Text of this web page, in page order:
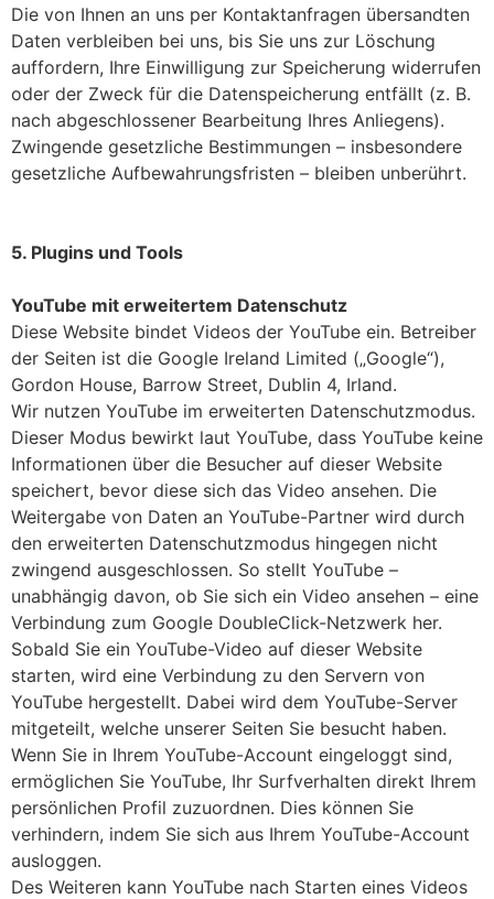
Die von Ihnen an uns per Kontaktanfragen übersandten
Daten verbleiben bei uns, bis Sie uns zur Löschung
auffordern, Ihre Einwilligung zur Speicherung widerrufen
oder der Zweck für die Datenspeicherung entfällt (z. B.
nach abgeschlossener Bearbeitung Ihres Anliegens).
Zwingende gesetzliche Bestimmungen – insbesondere
gesetzliche Aufbewahrungsfristen – bleiben unberührt.
5. Plugins und Tools
YouTube mit erweitertem Datenschutz
Diese Website bindet Videos der YouTube ein. Betreiber
der Seiten ist die Google Ireland Limited („Google“),
Gordon House, Barrow Street, Dublin 4, Irland.
Wir nutzen YouTube im erweiterten Datenschutzmodus.
Dieser Modus bewirkt laut YouTube, dass YouTube keine
Informationen über die Besucher auf dieser Website
speichert, bevor diese sich das Video ansehen. Die
Weitergabe von Daten an YouTube-Partner wird durch
den erweiterten Datenschutzmodus hingegen nicht
zwingend ausgeschlossen. So stellt YouTube –
unabhängig davon, ob Sie sich ein Video ansehen – eine
Verbindung zum Google DoubleClick-Netzwerk her.
Sobald Sie ein YouTube-Video auf dieser Website
starten, wird eine Verbindung zu den Servern von
YouTube hergestellt. Dabei wird dem YouTube-Server
mitgeteilt, welche unserer Seiten Sie besucht haben.
Wenn Sie in Ihrem YouTube-Account eingeloggt sind,
ermöglichen Sie YouTube, Ihr Surfverhalten direkt Ihrem
persönlichen Profil zuzuordnen. Dies können Sie
verhindern, indem Sie sich aus Ihrem YouTube-Account
ausloggen.
Des Weiteren kann YouTube nach Starten eines Videos